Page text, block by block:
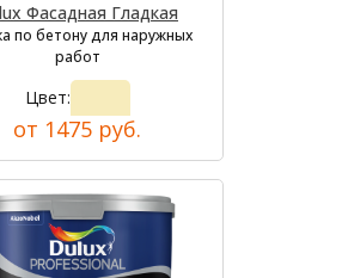
Фасадная Гладкая
по бетону для наружных
работ
Цвет:
от 1475 руб.